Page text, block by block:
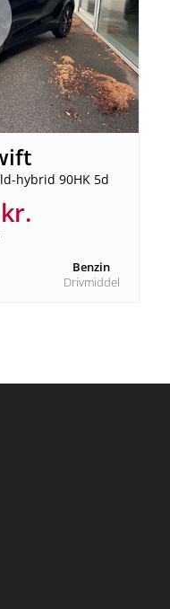
hybrid 90HK 5d
Benzin
Drivmiddel